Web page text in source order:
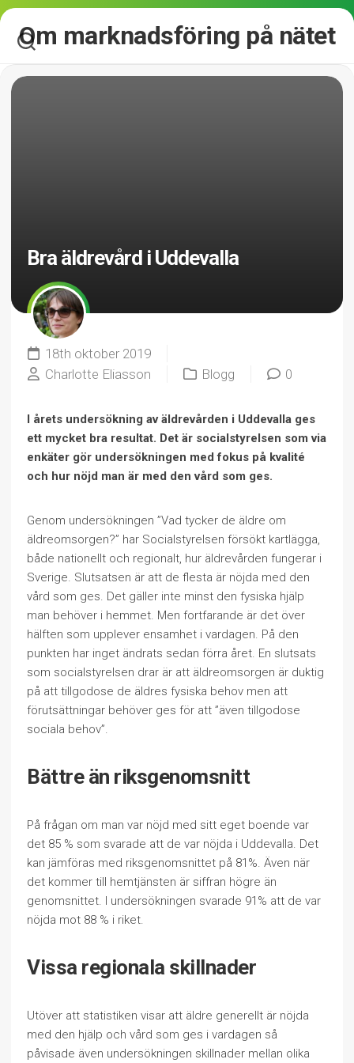
Skip
contentOm marknadsföring på nätet
Bra äldrevård i Uddevalla
18th oktober 2019
Charlotte Eliasson
Blogg 0
I årets undersökning av äldrevården i Uddevalla ges
ett mycket bra resultat. Det är socialstyrelsen som via
enkäter gör undersökningen med fokus på kvalité
och hur nöjd man är med den vård som ges.
Genom undersökningen ”Vad tycker de äldre om
äldreomsorgen?” har Socialstyrelsen försökt kartlägga,
både nationellt och regionalt, hur äldrevården fungerar i
Sverige. Slutsatsen är att de flesta är nöjda med den
vård som ges. Det gäller inte minst den fysiska hjälp
man behöver i hemmet. Men fortfarande är det över
hälften som upplever ensamhet i vardagen. På den
punkten har inget ändrats sedan förra året. En slutsats
som socialstyrelsen drar är att äldreomsorgen är duktig
på att tillgodose de äldres fysiska behov men att
förutsättningar behöver ges för att ”även tillgodose
sociala behov”.
Bättre än riksgenomsnitt
På frågan om man var nöjd med sitt eget boende var
det 85 % som svarade att de var nöjda i Uddevalla. Det
kan jämföras med riksgenomsnittet på 81%. Även när
det kommer till hemtjänsten är siffran högre än
genomsnittet. I undersökningen svarade 91% att de var
nöjda mot 88 % i riket.
Vissa regionala skillnader
Utöver att statistiken visar att äldre generellt är nöjda
med den hjälp och vård som ges i vardagen så
påvisade även undersökningen skillnader mellan olika